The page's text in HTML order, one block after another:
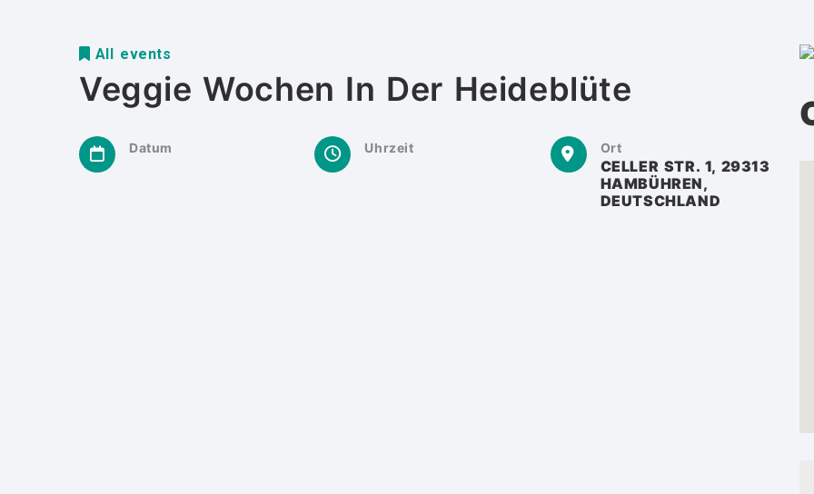
All events
Veggie Wochen In Der Heideblüte
Datum Uhrzeit Ort
CELLER STR. 1, 29313
HAMBÜHREN,
DEUTSCHLAND